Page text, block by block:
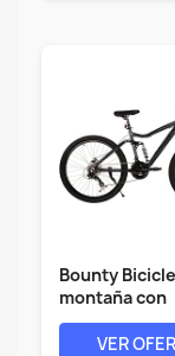
Bounty
montaña con
suspensión...
VER